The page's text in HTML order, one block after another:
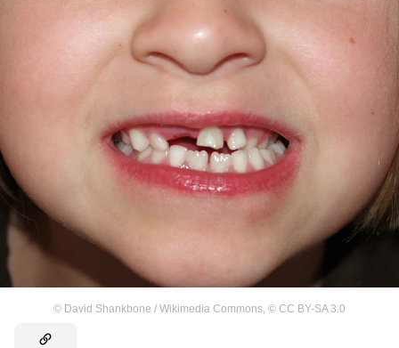
© David Shankbone / Wikimedia Commons, © CC BY-SA 3.0